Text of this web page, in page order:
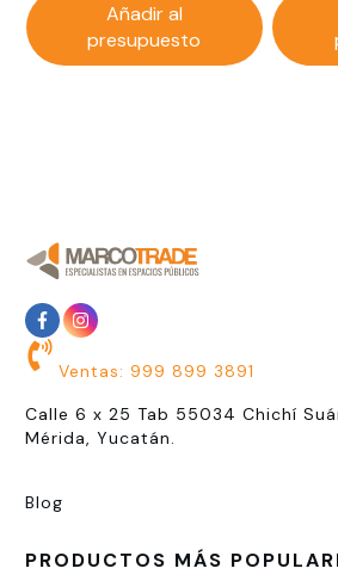
Añadir al
presupuesto
Ventas: 999 899 3891
Calle 6 x 25 Tab 55034 Chichí
Mérida, Yucatán.
Blog
PRODUCTOS MÁS